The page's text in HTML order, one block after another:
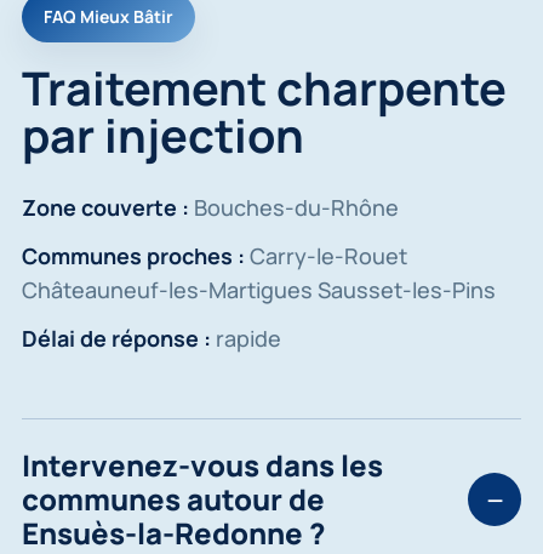
FAQ Mieux Bâtir
Traitement charpente
par injection
Zone couverte : Bouches-du-Rhône
Communes proches : Carry-le-Rouet
Châteauneuf-les-Martigues Sausset-les-Pins
Délai de réponse : rapide
Intervenez-vous dans les
communes autour de
Ensuès-la-Redonne ?